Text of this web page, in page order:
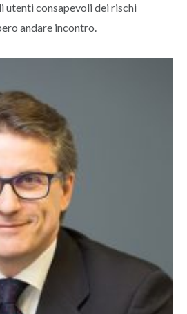
utenti consapevoli dei rischi
andare incontro.